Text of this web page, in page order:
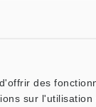
des
sur